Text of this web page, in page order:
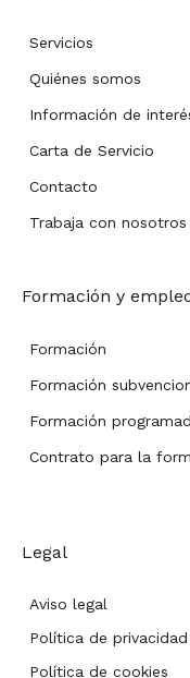
Servicios
Quiénes somos
Información de
Carta de Servicio
Contacto
Trabaja con nosotros
Formación y
Formación
Formación
Formación
Contrato para la
Legal
Aviso legal
Política de privacidad
Política de cookies